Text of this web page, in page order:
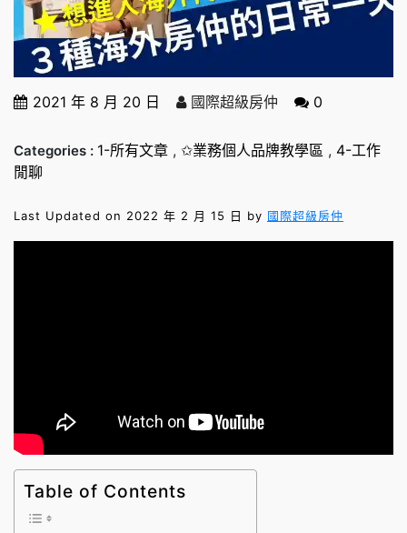
2021 年 8 月 20 日 國際超級房仲 0
Categories : 1-所有文章 , ✩業務個人品牌教學區 , 4-工作
閒聊
Last Updated on 2022 年 2 月 15 日 by 國際超級房仲
Table of Contents